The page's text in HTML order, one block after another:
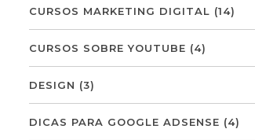
CURSOS MARKETING DIGITAL (14)
CURSOS SOBRE YOUTUBE (4)
DESIGN (3)
DICAS PARA GOOGLE ADSENSE (4)